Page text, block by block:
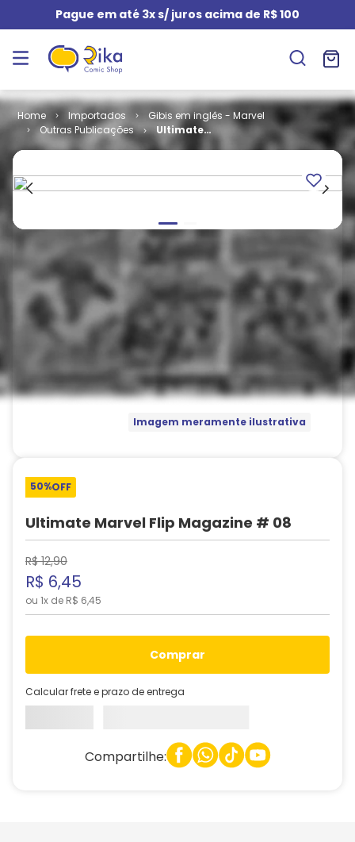
Pague em até 3x s/ juros acima de R$ 100
Importados
Gibis em inglês - Marvel
Outras Publicações
Ultimate
Marvel Flip
08
Imagem meramente ilustrativa
50%OFF
Ultimate Marvel Flip Magazine # 08
R$ 12,90
R$ 6,45
ou 1x de R$ 6,45
comprar
Calcular frete e prazo de entrega
Compartilhe: